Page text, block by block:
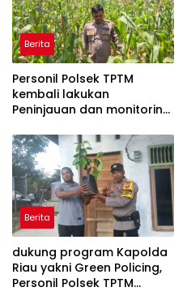
Berita
Personil Polsek TPTM
kembali lakukan
Peninjauan dan monitoring
wilayah hukum Polsek
TPTM
Berita
dukung program Kapolda
Riau yakni Green Policing,
Personil Polsek TPTM